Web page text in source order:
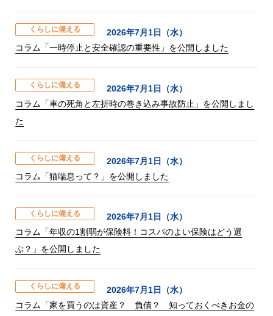
くらしに備える
2026年7月1日（水）
コラム「一時停止と安全確認の重要性」を公開しました
くらしに備える
2026年7月1日（水）
コラム「車の死角と左折時の巻き込み事故防止」を公開しまし
た
くらしに備える
2026年7月1日（水）
コラム「猫喘息って？」を公開しました
くらしに備える
2026年7月1日（水）
コラム「年収の1割弱が保険料！コスパのよい保険はどう選
ぶ？」を公開しました
くらしに備える
2026年7月1日（水）
コラム「家を買うのは資産？ 負債？ 知っておくべきお金の